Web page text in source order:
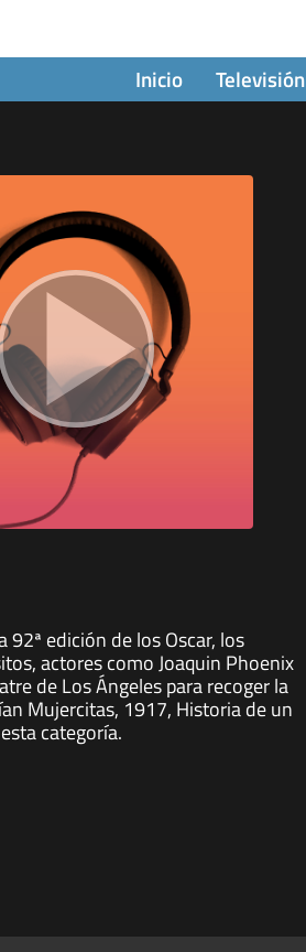
Inicio Televisión
edición de los Oscar, los
actores como Joaquin Phoenix
de Los Ángeles para recoger la
Mujercitas, 1917, Historia de un
categoría.